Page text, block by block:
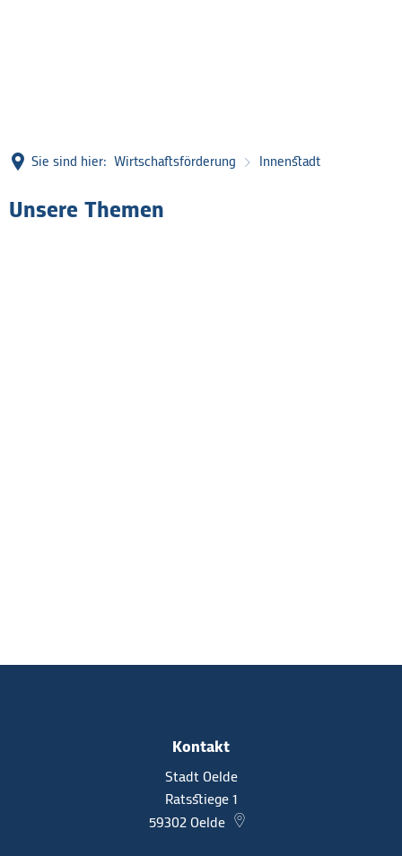
Sie sind hier: Wirtschaftsförderung Innenstadt
Unsere Themen
Kontakt
Stadt Oelde
Ratsstiege 1
59302 Oelde